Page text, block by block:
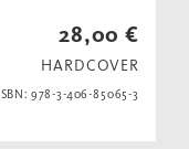
28,00 €
HARDCOVER
ISBN: 978-3-406-85065-3